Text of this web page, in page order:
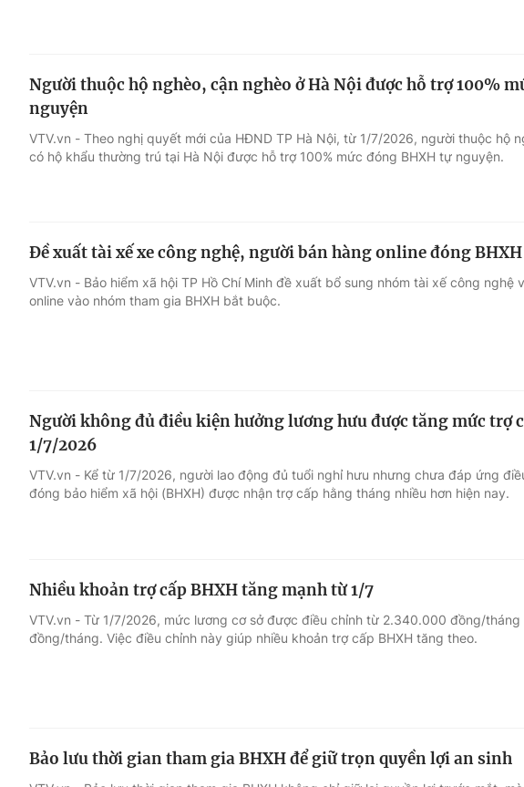
Người thuộc hộ nghèo, cận nghèo ở Hà Nội được hỗ trợ 100%
nguyện
VTV.vn - Theo nghị quyết mới của HĐND TP Hà Nội, từ 1/7/2026, người thuộc hộ
có hộ khẩu thường trú tại Hà Nội được hỗ trợ 100% mức đóng BHXH tự nguyện.
Đề xuất tài xế xe công nghệ, người bán hàng online đóng
VTV.vn - Bảo hiểm xã hội TP Hồ Chí Minh đề xuất bổ sung nhóm tài xế công nghệ
online vào nhóm tham gia BHXH bắt buộc.
Người không đủ điều kiện hưởng lương hưu được tăng mức trợ
1/7/2026
VTV.vn - Kể từ 1/7/2026, người lao động đủ tuổi nghỉ hưu nhưng chưa đáp ứng
đóng bảo hiểm xã hội (BHXH) được nhận trợ cấp hằng tháng nhiều hơn hiện nay.
Nhiều khoản trợ cấp BHXH tăng mạnh từ 1/7
VTV.vn - Từ 1/7/2026, mức lương cơ sở được điều chỉnh từ 2.340.000 đồng/
đồng/tháng. Việc điều chỉnh này giúp nhiều khoản trợ cấp BHXH tăng theo.
Bảo lưu thời gian tham gia BHXH để giữ trọn quyền lợi an sinh